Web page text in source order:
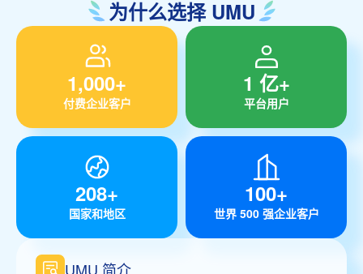
为什么选择 UMU
1,000+
付费企业客户
1 亿+
平台用户
208+
国家和地区
100+
世界 500 强企业客户
UMU 简介